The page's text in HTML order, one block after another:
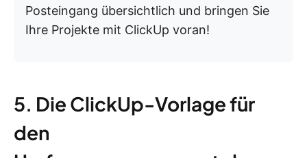
Posteingang übersichtlich und bringen Sie
Ihre Projekte mit ClickUp voran!
5. Die ClickUp-Vorlage für
den